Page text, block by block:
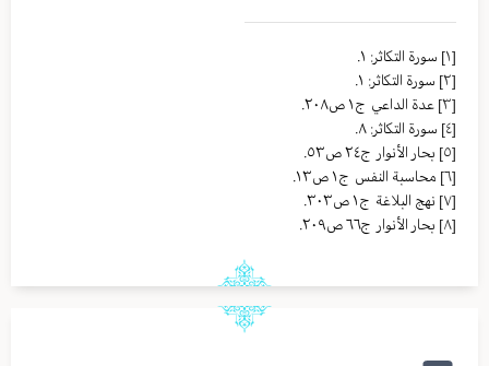
[١]
سورة التكاثر: ١.
[٢]
سورة التكاثر: ١.
[٣]
عدة الداعي ج١ ص٢٠٨.
[٤]
سورة التكاثر: ٨.
[٥]
بحار الأنوار ج٢٤ ص٥٣.
[٦]
محاسبة النفس ج١ ص١٣.
[٧]
نهج البلاغة ج١ ص٣٠٣.
[٨]
بحار الأنوار ج٦٦ ص٢٠٩.